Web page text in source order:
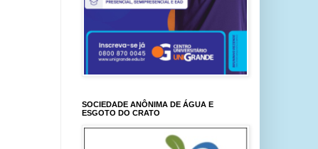
SOCIEDADE ANÔNIMA DE ÁGUA E
ESGOTO DO CRATO